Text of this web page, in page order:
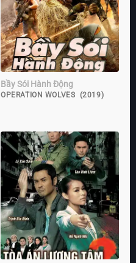
Bầy Sói Hành Động
OPERATION WOLVES (2019)